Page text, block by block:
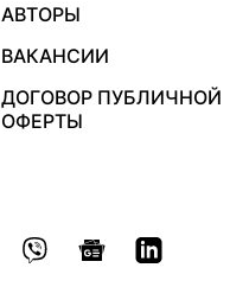
АВТОРЫ
ВАКАНСИИ
ДОГОВОР ПУБЛИЧНОЙ
ОФЕРТЫ